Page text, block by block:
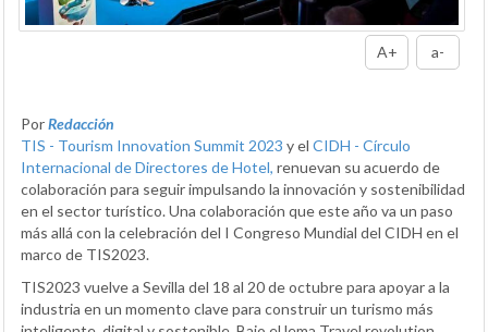
A+ a-
PorRedacción
TIS - Tourism Innovation Summit 2023 y el CIDH - Círculo
Internacional de Directores de Hotel, renuevan su acuerdo de
colaboración para seguir impulsando la innovación y sostenibilidad
en el sector turístico. Una colaboración que este año va un paso
más allá con la celebración del I Congreso Mundial del CIDH en el
marco de TIS2023.
TIS2023 vuelve a Sevilla del 18 al 20 de octubre para apoyar a la
industria en un momento clave para construir un turismo más